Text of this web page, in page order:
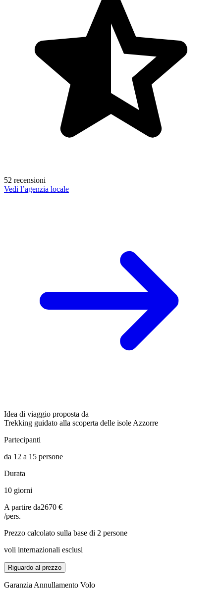
52 recensioni
Vedi l’agenzia locale
Idea di viaggio proposta da
Trekking guidato alla scoperta delle isole Azzorre
Partecipanti
da 12 a 15 persone
Durata
10 giorni
A partire da2670 €
/pers.
Prezzo calcolato sulla base di 2 persone
voli internazionali esclusi
Riguardo al prezzo
Garanzia Annullamento Volo